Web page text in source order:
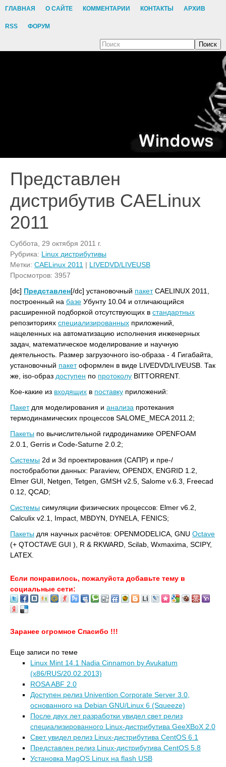
ГЛАВНАЯ О САЙТЕ КОММЕНТАРИИ КОНТАКТЫ АРХИВ
RSS ФОРУМ
Поиск
Представлен
дистрибутив CAELinux
2011
Суббота, 29 октября 2011 г.
Рубрика: Linux дистрибутивы
Метки: CAELinux 2011 | LIVEDVD/LIVEUSB
Просмотров: 3957
[dc] Представлен[/dc] установочный пакетCAELINUX 2011,
построенный на базе Убунту 10.04 и отличающийся
расширенной подборкой отсутствующих в стандартных
репозиториях специализированных приложений,
нацеленных на автоматизацию исполнения инженерных
задач, математическое моделирование и научную
деятельность. Размер загрузочного iso-образа - 4 Гигабайта,
установочный пакетоформлен в виде LIVEDVD/LIVEUSB. Так
же, iso-образ доступен по протоколу BITTORRENT.
Кое-какие из входящих в поставку приложений:
Пакетдля моделирования и анализа протекания
термодинамических процессов SALOME_MECA 2011.2;
Пакеты по вычислительной гидродинамике OPENFOAM
2.0.1, Gerris и Code-Saturne 2.0.2;
Системы 2d и 3d проектирования (САПР) и пре-/
постобработки данных: Paraview, OPENDX, ENGRID 1.2,
Elmer GUI, Netgen, Tetgen, GMSH v2.5, Salome v.6.3, Freecad
0.12, QCAD;
Системы симуляции физических процессов: Elmer v6.2,
Calculix v2.1, Impact, MBDYN, DYNELA, FENICS;
Пакеты для научных расчётов: OPENMODELICA, GNU Octave
(+ QTOCTAVE GUI ), R & RKWARD, Scilab, Wxmaxima, SCIPY,
LATEX.
Если понравилось, пожалуйста добавьте тему в
социальные сети:
Заранее огромное Спасибо !!!
Еще записи по теме
Linux Mint 14.1 Nadia Cinnamon by Avukatum
(x86/RUS/20.02.2013)
ROSA ABF 2.0
Доступен релиз Univention Corporate Server 3.0,
основанного на Debian GNU/Linux 6 (Squeeze)
После двух лет разработки увидел свет релиз
специализированного Linux-дистрибутива GeeXBoX 2.0
Свет увидел релиз Linux-дистрибутива CentOS 6.1
Представлен релиз Linux-дистрибутива CentOS 5.8
Установка MagOS Linux на flash USB